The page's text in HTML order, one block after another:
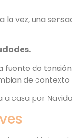
la vez, una
de
de contexto
casa por